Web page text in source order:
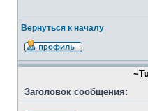
Вернуться к началу
Заголовок сообщения: